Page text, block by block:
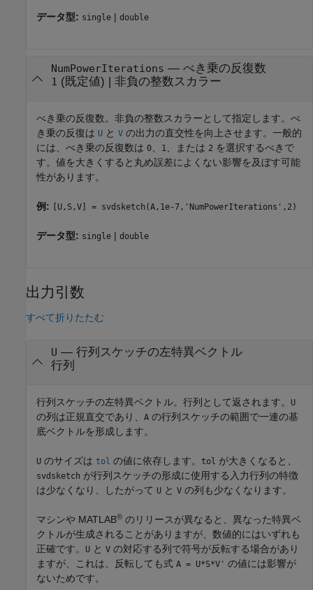
データ型: single | double
NumPowerIterations — べき乗の反復数
1 (既定値) | 非負の整数スカラー
べき乗の反復数。非負の整数スカラーとして指定します。べ
き乗の反復は U と V の出力の直交性を向上させます。一般的
には、べき乗の反復数は 0、 1、または 2 を選択するべきで
す。値を大きくすると丸め誤差によくない影響を及ぼす可能
性があります。
例: [U,S,V] = svdsketch(A,1e-7,'NumPowerIterations',2)
データ型: single | double
出力引数
すべて折りたたむ
U — 行列スケッチの左特異ベクトル
行列
行列スケッチの左特異ベクトル。行列として返されます。 U
の列は正規直交であり、 A の行列スケッチの範囲で一連の基
底ベクトルを形成します。
U のサイズは tol の値に依存します。 tol が大きくなると、
svdsketch が行列スケッチの形成に使用する入力行列の特徴
は少なくなり、したがって U と V の列も少なくなります。
マシンや MATLAB® のリリースが異なると、異なった特異ベ
クトルが生成されることがありますが、数値的にはいずれも
正確です。
U と V の対応する列で符号が反転する場合があり
ますが、これは、反転しても式 A = U*S*V' の値には影響が
ないためです。